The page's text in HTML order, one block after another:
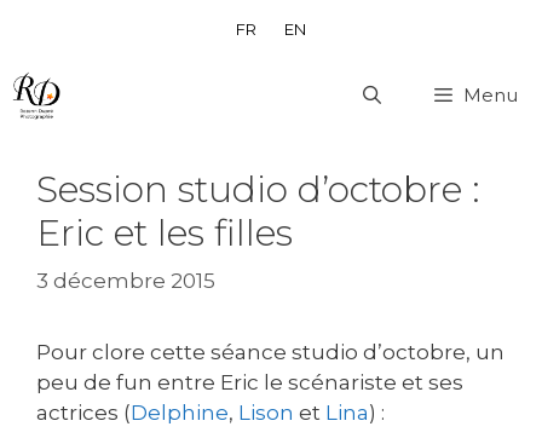
contenu
FR EN
Menu
Session studio d’octobre :
Eric et les filles
3 décembre 2015
Pour clore cette séance studio d’octobre, un
peu de fun entre Eric le scénariste et ses
actrices (Delphine, Lison et Lina) :